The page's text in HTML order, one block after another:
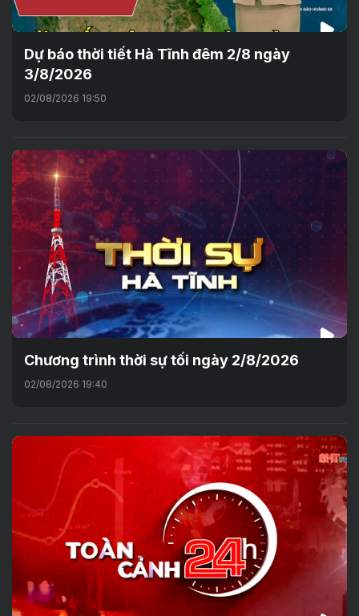
Dự báo thời tiết Hà Tĩnh đêm 2/8 ngày
3/8/2026
02/08/2026 19:50
Chương trình thời sự tối ngày 2/8/2026
02/08/2026 19:40